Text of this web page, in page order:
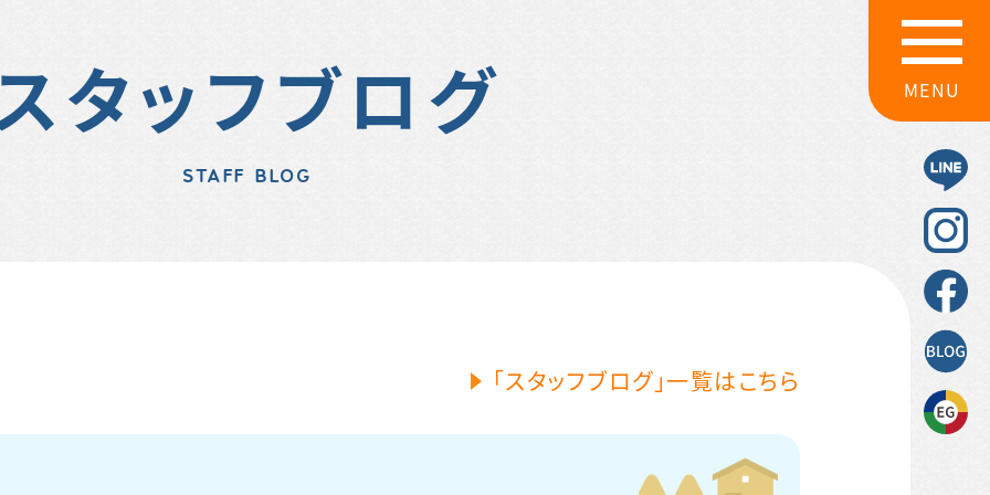
MENU
タッフブログ
STAFF BLOG
「スタッフブログ」一覧はこちら